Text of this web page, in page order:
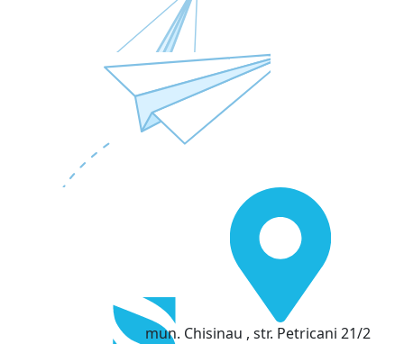
mun. Chisinau , str. Petricani 21/2